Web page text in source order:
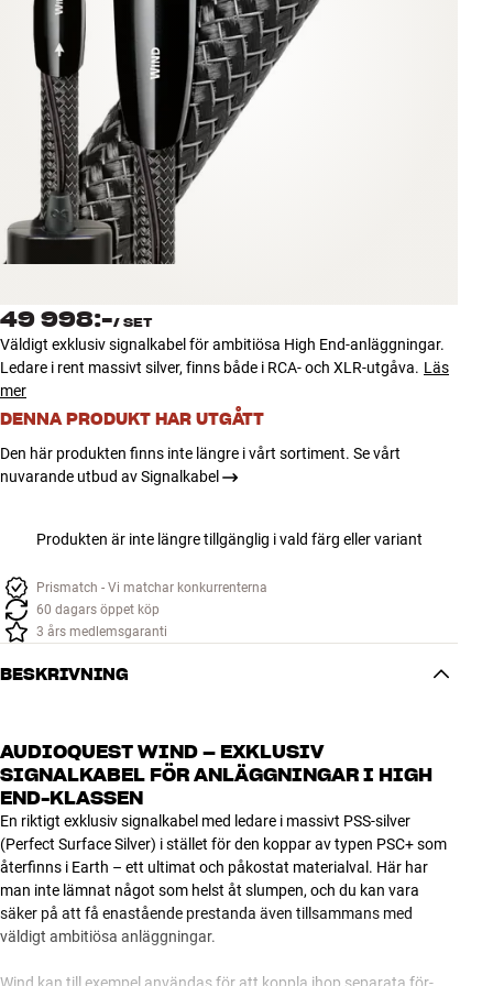
Tillbehör
INSPIRATION
MÄRKEN
NYHETER
ERBJUDANDEN
Kundtjänst
Logga in
Kundtjänst
Bygg med ljud
Företag
49 998:-/ SET
Väldigt exklusiv signalkabel för ambitiösa High End-anläggningar.
Ledare i rent massivt silver, finns både i RCA- och XLR-utgåva. Läs
mer
DENNA PRODUKT HAR UTGÅTT
Den här produkten finns inte längre i vårt sortiment. Se vårt
nuvarande utbud av Signalkabel
Produkten är inte längre tillgänglig i vald färg eller variant
Prismatch - Vi matchar konkurrenterna
60 dagars öppet köp
3 års medlemsgaranti
BESKRIVNING
AUDIOQUEST WIND – EXKLUSIV
SIGNALKABEL FÖR ANLÄGGNINGAR I HIGH
END-KLASSEN
En riktigt exklusiv signalkabel med ledare i massivt PSS-silver
(Perfect Surface Silver) i stället för den koppar av typen PSC+ som
återfinns i Earth – ett ultimat och påkostat materialval. Här har
man inte lämnat något som helst åt slumpen, och du kan vara
säker på att få enastående prestanda även tillsammans med
väldigt ambitiösa anläggningar.